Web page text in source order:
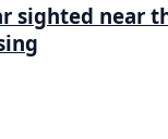
sighted near